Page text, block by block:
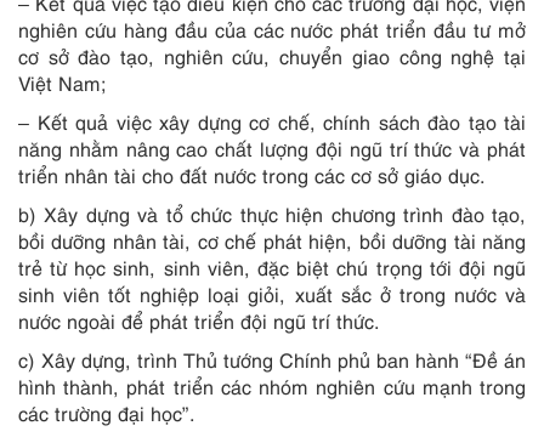
nghiên cứu hàng đầu của các nước phát triển đầu tư mở
cơ sở đào tạo, nghiên cứu, chuyển giao công nghệ tại
Việt Nam;
– Kết quả việc xây dựng cơ chế, chính sách đào tạo tài
năng nhằm nâng cao chất lượng đội ngũ trí thức và phát
triển nhân tài cho đất nước trong các cơ sở giáo dục.
b) Xây dựng và tổ chức thực hiện chương trình đào tạo,
bồi dưỡng nhân tài, cơ chế phát hiện, bồi dưỡng tài năng
trẻ từ học sinh, sinh viên, đặc biệt chú trọng tới đội ngũ
sinh viên tốt nghiệp loại giỏi, xuất sắc ở trong nước và
nước ngoài để phát triển đội ngũ trí thức.
c) Xây dựng, trình Thủ tướng Chính phủ ban hành “Đề án
hình thành, phát triển các nhóm nghiên cứu mạnh trong
các trường đại học”.